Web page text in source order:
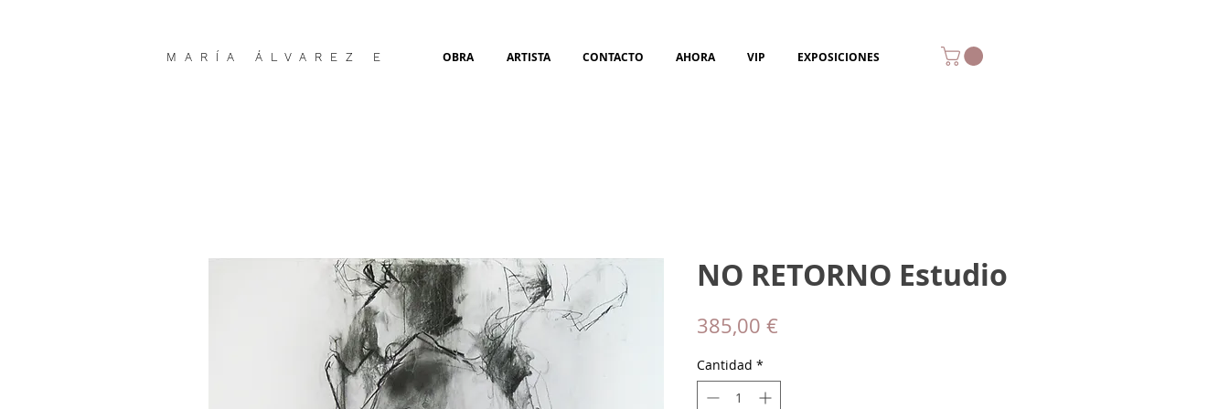
MARÍA ÁLVAREZ E OBRA ARTISTA CONTACTO AHORA VIP EXPOSICIONES
NO RETORNO Estudio
385,00 €
Cantidad *